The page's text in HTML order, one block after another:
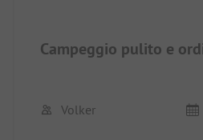
Campeggio pulito e
Volker